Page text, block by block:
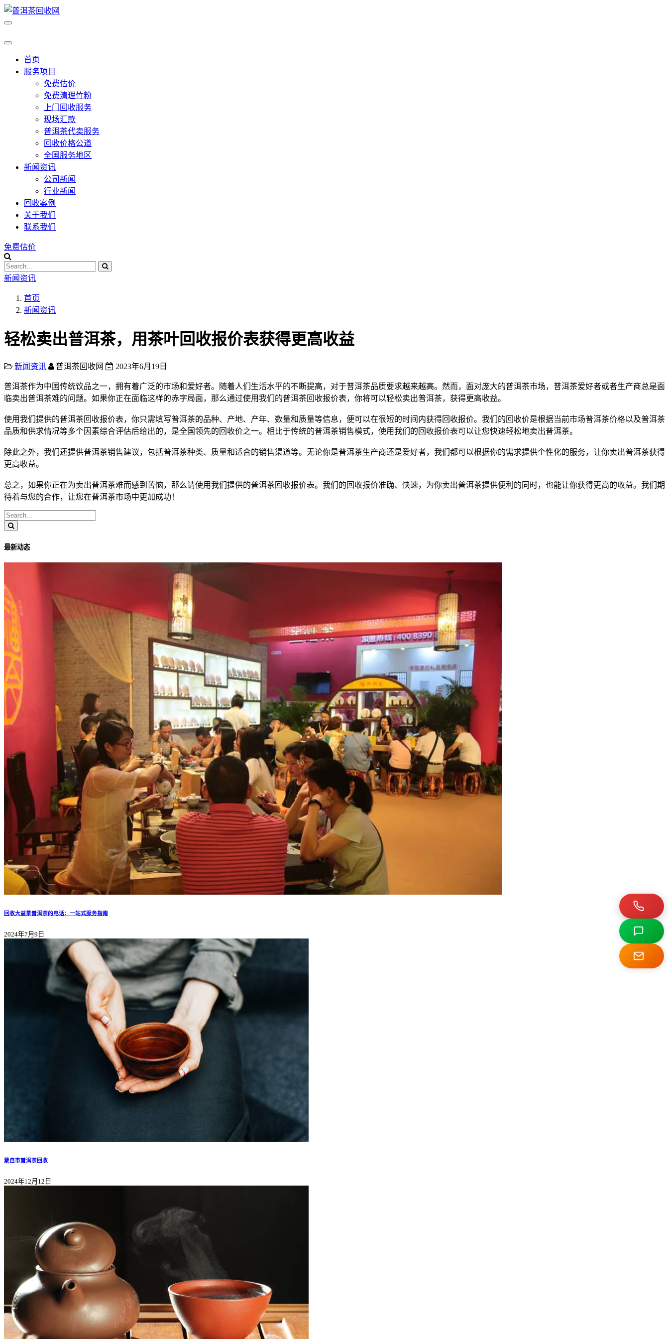
首页
服务项目
免费估价
免费清理竹粉
上门回收服务
现场汇款
普洱茶代卖服务
回收价格公道
全国服务地区
新闻资讯
公司新闻
行业新闻
回收案例
关于我们
联系我们
免费估价
新闻资讯
首页
新闻资讯
轻松卖出普洱茶，用茶叶回收报价表获得更高收益
新闻资讯 普洱茶回收网 2023年6月19日
普洱茶作为中国传统饮品之一，拥有着广泛的市场和爱好者。随着人们生活水平的不断提高，对于普洱茶品质要求越来越高。然而，面对庞大的普洱茶市场， 普洱茶爱好者或者生产商总是面
临卖出普洱茶难的问题。如果你正在面临这样的赤字局面，那么通过使用我们的普洱茶回收报价表，你将可以轻松卖出普洱茶，获得更高收益。
使用我们提供的普洱茶回收报价表，你只需填写普洱茶的品种、产地、产年、数量和质量等信息，便可以在很短的时间内获得回收报价。我们的回收价是根据当前市场普洱茶价格以及普洱茶
品质和供求情况等多个因素综合评估后给出的，是全国领先的回收价之一。相比于传统的普洱茶销售模式，使用我们的回收报价表可以让您快速轻松地卖出普洱茶。
除此之外，我们还提供普洱茶销售建议，包括普洱茶种类、质量和适合的销售渠道等。无论你是普洱茶生产商还是爱好者，我们都可以根据你的需求提供个性化的服务，让你卖出普洱茶获得
更高收益。
总之，如果你正在为卖出普洱茶难而感到苦恼，那么请使用我们提供的普洱茶回收报价表。我们的回收报价准确、快速，为你卖出普洱茶提供便利的同时，也能让你获得更高的收益。我们期
待着与您的合作，让您在普洱茶市场中更加成功！
最新动态
回收大益茶普洱茶的电话：一站式服务指南
2024年7月9日
蒙自市普洱茶回收
2024年12月12日